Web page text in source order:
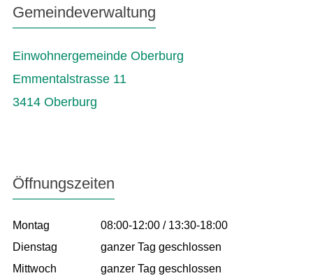
Gemeindeverwaltung
Einwohnergemeinde Oberburg
Emmentalstrasse 11
3414 Oberburg
Öffnungszeiten
Montag
08:00-12:00 / 13:30-18:00
Dienstag
ganzer Tag geschlossen
Mittwoch
ganzer Tag geschlossen